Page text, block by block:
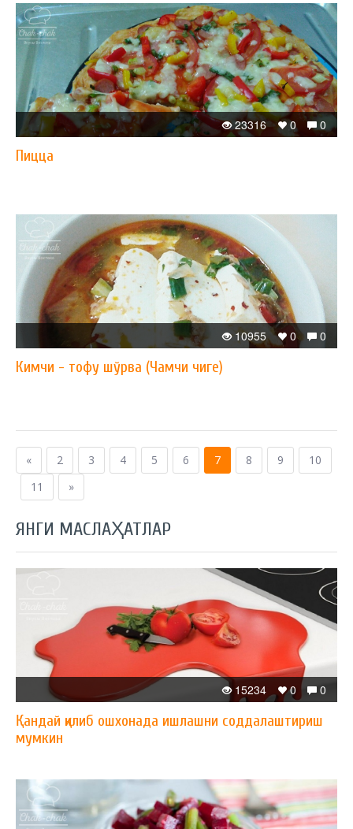
0
0
23316
Пицца
0
0
10955
Кимчи - тофу шўрва (Чамчи чиге)
« 2 3 4 5 6 7 8 9
10
11
»
ЯНГИ МАСЛАҲАТЛАР
0
0
15234
Қандай қилиб ошхонада ишлашни соддалаштириш
мумкин